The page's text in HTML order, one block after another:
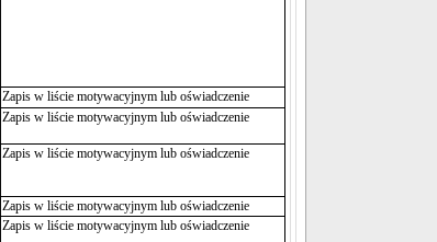
Zapis w liście motywacyjnym lub oświadczenie
Zapis w liście motywacyjnym lub oświadczenie
Zapis w liście motywacyjnym lub oświadczenie
Zapis w liście motywacyjnym lub oświadczenie
Zapis w liście motywacyjnym lub oświadczenie